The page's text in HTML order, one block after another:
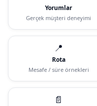
Yorumlar
Gerçek müşteri deneyimi
📍
Rota
Mesafe / süre örnekleri
📄